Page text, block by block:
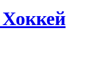
Хоккей